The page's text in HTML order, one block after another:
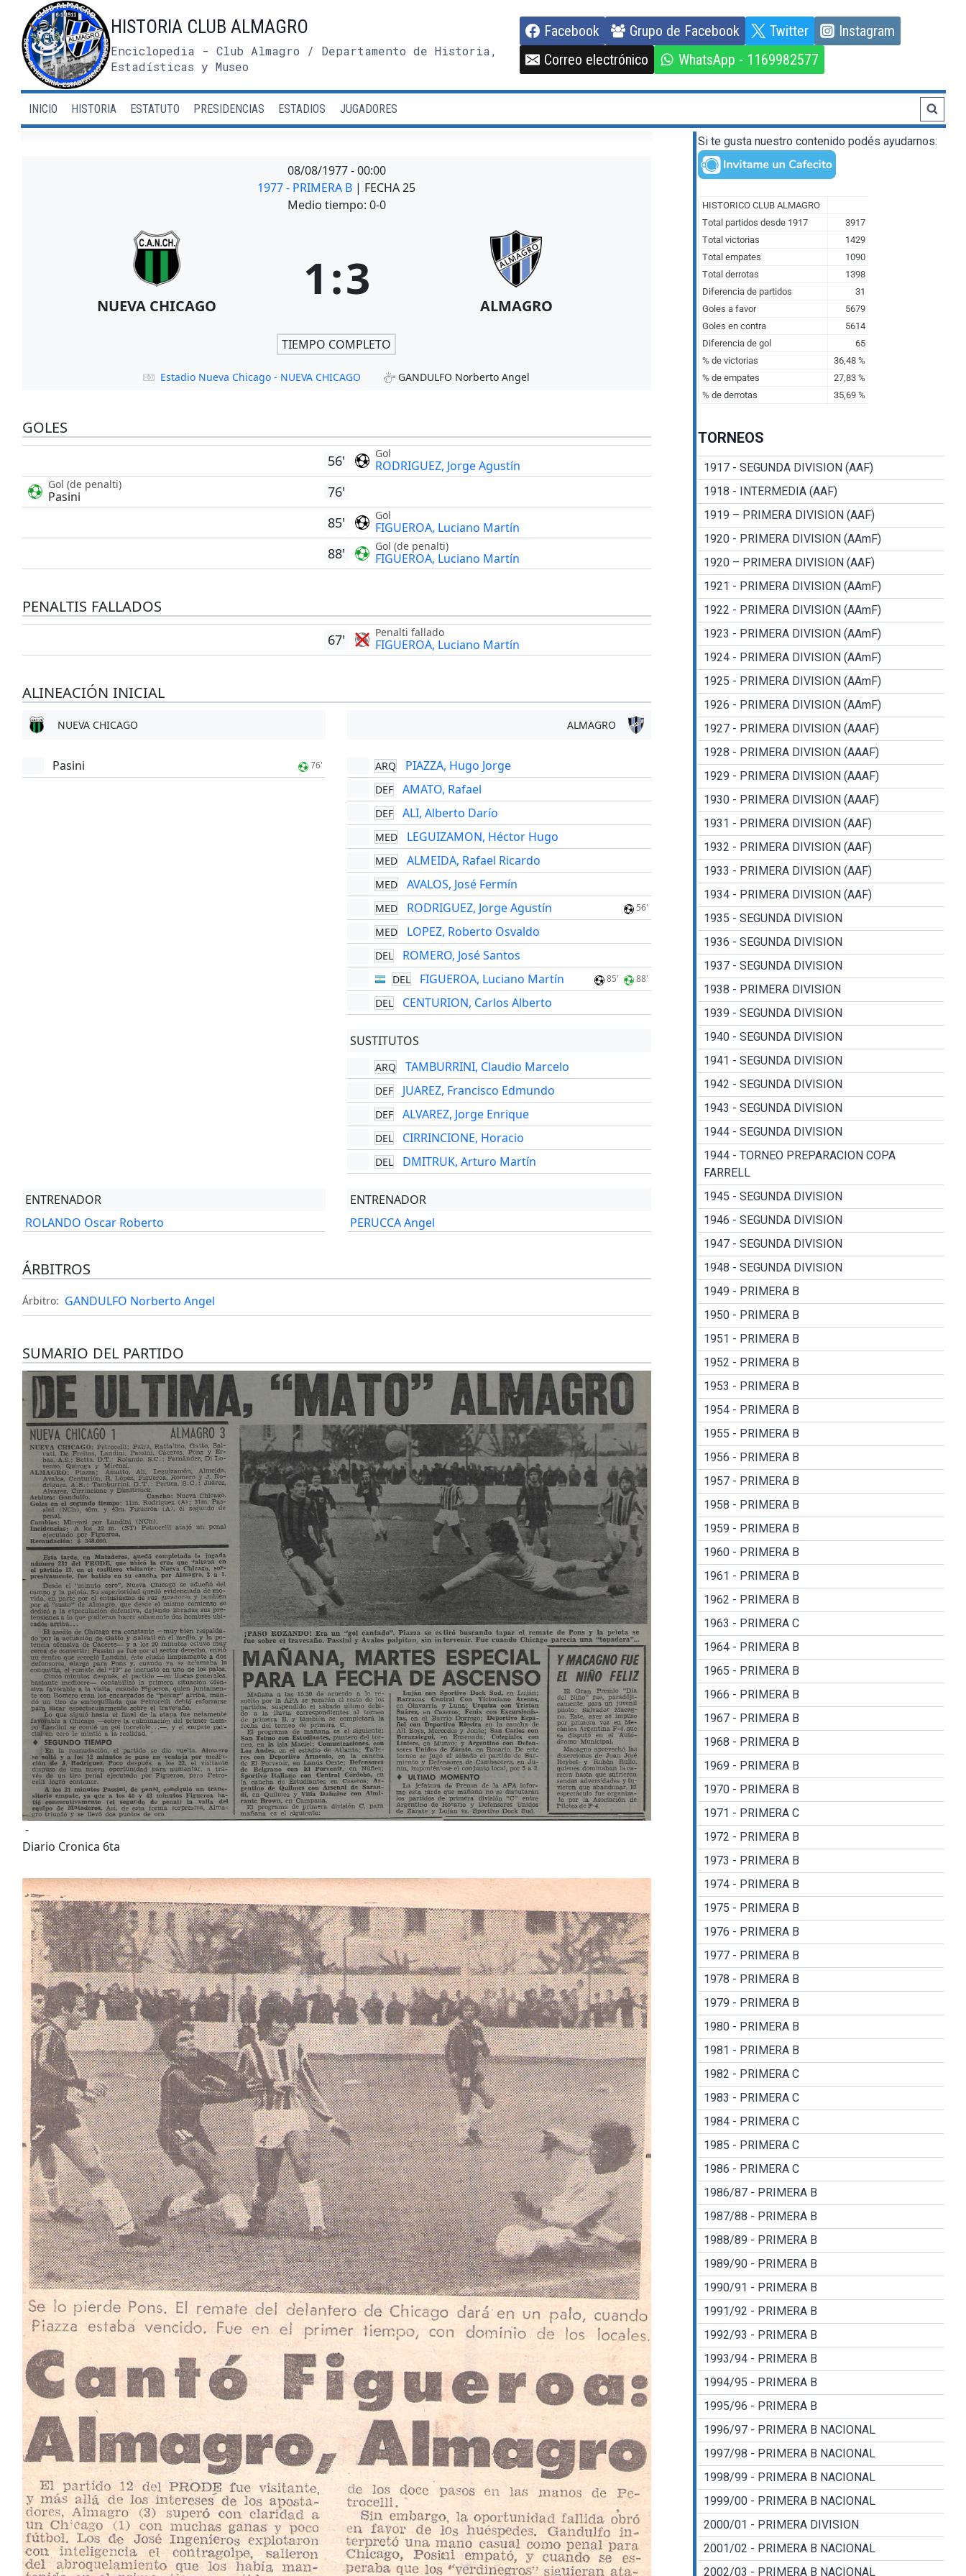
contenido
HISTORIA CLUB ALMAGRO
Enciclopedia - Club Almagro / Departamento de Historia,
Estadísticas y Museo
Facebook Grupo de Facebook Twitter
Instagram
Correo electrónico
WhatsApp - 1169982577
INICIO HISTORIA ESTATUTO PRESIDENCIAS ESTADIOS JUGADORES
08/08/1977-00:00
1977 - PRIMERA B | FECHA 25
Medio tiempo: 0-0
NUEVA CHICAGO 1:3 ALMAGRO
TIEMPO COMPLETO
Estadio Nueva Chicago - NUEVA CHICAGO GANDULFO Norberto Angel
GOLES
56' Gol
RODRIGUEZ, Jorge Agustín
Gol (de penalti)
Pasini
76'
85'
Gol
FIGUEROA, Luciano Martín
88' Gol (de penalti)
FIGUEROA, Luciano Martín
PENALTIS FALLADOS
67' Penalti fallado
FIGUEROA, Luciano Martín
ALINEACIÓN INICIAL
NUEVA CHICAGO
Pasini 76'
ENTRENADOR
ROLANDO Oscar Roberto
ALMAGRO
ARQ PIAZZA, Hugo Jorge
DEF AMATO, Rafael
DEF ALI, Alberto Darío
MED LEGUIZAMON, Héctor Hugo
MED ALMEIDA, Rafael Ricardo
MED AVALOS, José Fermín
MED RODRIGUEZ, Jorge Agustín 56'
MED LOPEZ, Roberto Osvaldo
DEL ROMERO, José Santos
DEL FIGUEROA, Luciano Martín 85' 88'
DEL CENTURION, Carlos Alberto
SUSTITUTOS
ARQ TAMBURRINI, Claudio Marcelo
DEF JUAREZ, Francisco Edmundo
DEF ALVAREZ, Jorge Enrique
DEL CIRRINCIONE, Horacio
DEL DMITRUK, Arturo Martín
ENTRENADOR
PERUCCA Angel
ÁRBITROS
Árbitro: GANDULFO Norberto Angel
SUMARIO DEL PARTIDO
-
Diario Cronica 6ta
Si te gusta nuestro contenido podés ayudarnos:
TORNEOS
1917 - SEGUNDA DIVISION (AAF)
1918 - INTERMEDIA (AAF)
1919 – PRIMERA DIVISION (AAF)
1920 - PRIMERA DIVISION (AAmF)
1920 – PRIMERA DIVISION (AAF)
1921 - PRIMERA DIVISION (AAmF)
1922 - PRIMERA DIVISION (AAmF)
1923 - PRIMERA DIVISION (AAmF)
1924 - PRIMERA DIVISION (AAmF)
1925 - PRIMERA DIVISION (AAmF)
1926 - PRIMERA DIVISION (AAmF)
1927 - PRIMERA DIVISION (AAAF)
1928 - PRIMERA DIVISION (AAAF)
1929 - PRIMERA DIVISION (AAAF)
1930 - PRIMERA DIVISION (AAAF)
1931 - PRIMERA DIVISION (AAF)
1932 - PRIMERA DIVISION (AAF)
1933 - PRIMERA DIVISION (AAF)
1934 - PRIMERA DIVISION (AAF)
1935 - SEGUNDA DIVISION
1936 - SEGUNDA DIVISION
1937 - SEGUNDA DIVISION
1938 - PRIMERA DIVISION
1939 - SEGUNDA DIVISION
1940 - SEGUNDA DIVISION
1941 - SEGUNDA DIVISION
1942 - SEGUNDA DIVISION
1943 - SEGUNDA DIVISION
1944 - SEGUNDA DIVISION
1944 - TORNEO PREPARACION COPA
FARRELL
1945 - SEGUNDA DIVISION
1946 - SEGUNDA DIVISION
1947 - SEGUNDA DIVISION
1948 - SEGUNDA DIVISION
1949 - PRIMERA B
1950 - PRIMERA B
1951 - PRIMERA B
1952 - PRIMERA B
1953 - PRIMERA B
1954 - PRIMERA B
1955 - PRIMERA B
1956 - PRIMERA B
1957 - PRIMERA B
1958 - PRIMERA B
1959 - PRIMERA B
1960 - PRIMERA B
1961 - PRIMERA B
1962 - PRIMERA B
1963 - PRIMERA C
1964 - PRIMERA B
1965 - PRIMERA B
1966 - PRIMERA B
1967 - PRIMERA B
1968 - PRIMERA B
1969 - PRIMERA B
1970 - PRIMERA B
1971 - PRIMERA C
1972 - PRIMERA B
1973 - PRIMERA B
1974 - PRIMERA B
1975 - PRIMERA B
1976 - PRIMERA B
1977 - PRIMERA B
1978 - PRIMERA B
1979 - PRIMERA B
1980 - PRIMERA B
1981 - PRIMERA B
1982 - PRIMERA C
1983 - PRIMERA C
1984 - PRIMERA C
1985 - PRIMERA C
1986 - PRIMERA C
1986/87 - PRIMERA B
1987/88 - PRIMERA B
1988/89 - PRIMERA B
1989/90 - PRIMERA B
1990/91 - PRIMERA B
1991/92 - PRIMERA B
1992/93 - PRIMERA B
1993/94 - PRIMERA B
1994/95 - PRIMERA B
1995/96 - PRIMERA B
1996/97 - PRIMERA B NACIONAL
1997/98 - PRIMERA B NACIONAL
1998/99 - PRIMERA B NACIONAL
1999/00 - PRIMERA B NACIONAL
2000/01 - PRIMERA DIVISION
2001/02 - PRIMERA B NACIONAL
2002/03 - PRIMERA B NACIONAL